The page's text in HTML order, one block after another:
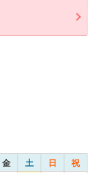
金 土 日 祝